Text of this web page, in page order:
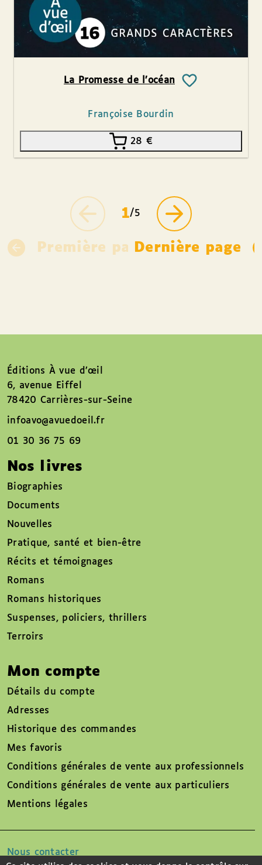
La Promesse de l’océan
Françoise Bourdin
28 €
Première page
1/5
Dernière page
Éditions À vue d’œil
6, avenue Eiffel
78420 Carrières-sur-Seine
infoavo@avuedoeil.fr
01 30 36 75 69
Nos livres
Biographies
Documents
Nouvelles
Pratique, santé et bien-être
Récits et témoignages
Romans
Romans historiques
Suspenses, policiers, thrillers
Terroirs
Mon compte
Détails du compte
Adresses
Historique des commandes
Mes favoris
Conditions générales de vente aux professionnels
Conditions générales de vente aux particuliers
Mentions légales
Nous contacter